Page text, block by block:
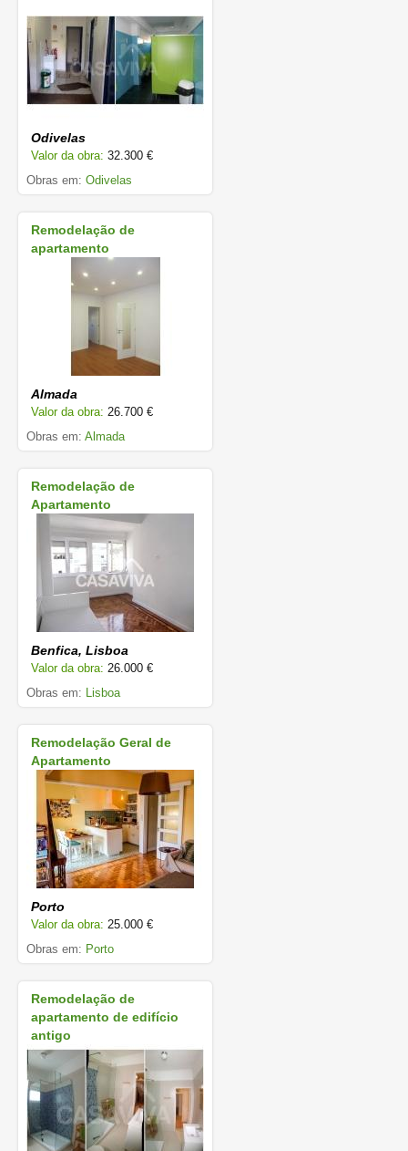
Odivelas
Valor da obra: 32.300 €
Obras em: Odivelas
Remodelação de
apartamento
Almada
Valor da obra: 26.700 €
Obras em: Almada
Remodelação de
Apartamento
Benfica, Lisboa
Valor da obra: 26.000 €
Obras em: Lisboa
Remodelação Geral de
Apartamento
Porto
Valor da obra: 25.000 €
Obras em: Porto
Remodelação de
apartamento de edifício
antigo